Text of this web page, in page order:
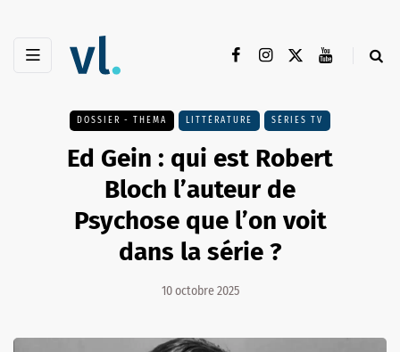
DOSSIER - THEMA LITTÉRATURE SÉRIES TV
Ed Gein : qui est Robert
Bloch l’auteur de
Psychose que l’on voit
dans la série ?
10 octobre 2025